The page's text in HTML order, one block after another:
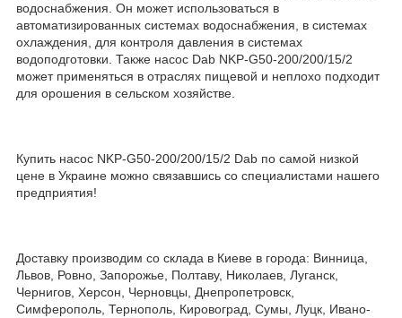
водоснабжения. Он может использоваться в
автоматизированных системах водоснабжения, в системах
охлаждения, для контроля давления в системах
водоподготовки. Также насос Dab NKP-G50-200/200/15/2
может применяться в отраслях пищевой и неплохо подходит
для орошения в сельском хозяйстве.
Купить насос NKP-G50-200/200/15/2 Dab по самой низкой
цене в Украине можно связавшись со специалистами нашего
предприятия!
Доставку производим со склада в Киеве в города: Винница,
Львов, Ровно, Запорожье, Полтаву, Николаев, Луганск,
Чернигов, Херсон, Черновцы, Днепропетровск,
Симферополь, Тернополь, Кировоград, Сумы, Луцк, Ивано-